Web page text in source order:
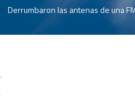
-Derrumbaron las antenas de una